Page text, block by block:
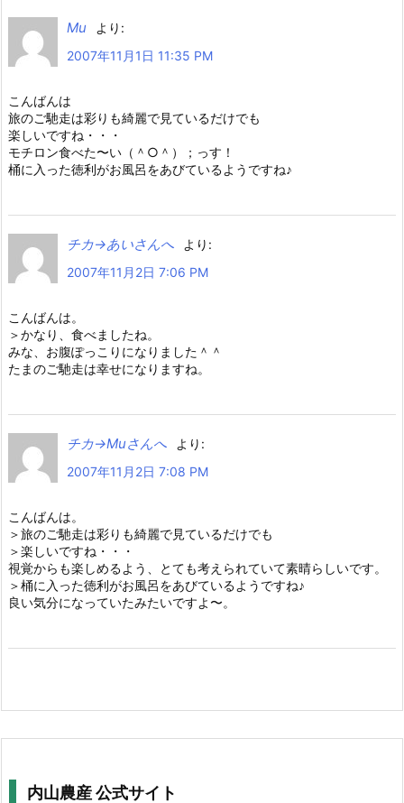
Mu
より:
2007年11月1日 11:35 PM
こんばんは
旅のご馳走は彩りも綺麗で見ているだけでも
楽しいですね・・・
モチロン食べた〜い（＾○＾）；っす！
桶に入った徳利がお風呂をあびているようですね♪
チカ→あいさんへ
より:
2007年11月2日 7:06 PM
こんばんは。
＞かなり、食べましたね。
みな、お腹ぽっこりになりました＾＾
たまのご馳走は幸せになりますね。
チカ→Muさんへ
より:
2007年11月2日 7:08 PM
こんばんは。
＞旅のご馳走は彩りも綺麗で見ているだけでも
＞楽しいですね・・・
視覚からも楽しめるよう、とても考えられていて素晴らしいです。
＞桶に入った徳利がお風呂をあびているようですね♪
良い気分になっていたみたいですよ〜。
内山農産 公式サイト